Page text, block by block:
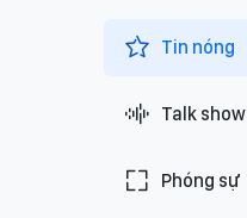
Tin nóng
Talk show
Phóng sự